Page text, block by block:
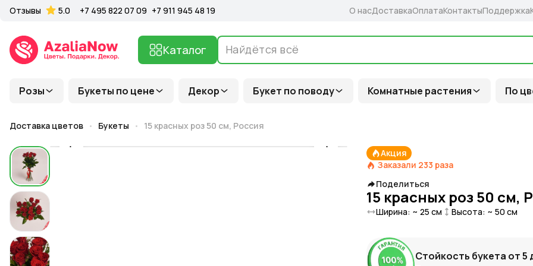
Розы Букеты по цене Декор Букет по поводу Комнатные растения По
Каталог
Отзывы 5.0 +7 495 822 07 09 +7 911 945 48 19 О насДоставкаОплатаКонтактыПоддержка
Доставка цветов Букеты 15 красных роз 50 см, Россия
Акция
Заказали 233 раза
Поделиться
15 красных роз 50 см,
Ширина: ~ 25 см Высота: ~ 50 см
Стойкость букета от5